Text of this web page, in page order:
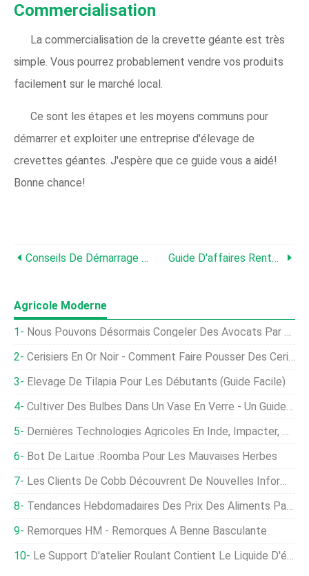
Commercialisation
La commercialisation de la crevette géante est très
simple. Vous pourrez probablement vendre vos produits
facilement sur le marché local.
Ce sont les étapes et les moyens communs pour
démarrer et exploiter une entreprise d'élevage de
crevettes géantes. J'espère que ce guide vous a aidé!
Bonne chance!
Conseils De Démarrage D'entreprise D'élevage De Homard Pour Les Débutants Guide D'affaires Rentable De L'élevage De Poissons Koi Pour Les Débutants
Agricole Moderne
Nous Pouvons Désormais Congeler Des Avocats Par Cryogénisation Pour Les Générations Futures
Cerisiers En Or Noir - Comment Faire Pousser Des Cerises En Or Noir Dans Le Jardin
Élevage De Tilapia Pour Les Débutants (Guide Facile)
Cultiver Des Bulbes Dans Un Vase En Verre - Un Guide Complet
Dernières Technologies Agricoles En Inde, Impacter, Avantages
Bot De Laitue :Roomba Pour Les Mauvaises Herbes
Les Clients De Cobb Découvrent De Nouvelles Informations Sur La Gestion Des Grands-Parents Dans La Dernière Série De Webinaires
Tendances Hebdomadaires Des Prix Des Aliments Par Glowlit
Remorques HM - Remorques À Benne Basculante
Le Support D'atelier Roulant Contient Le Liquide D'échappement Diesel